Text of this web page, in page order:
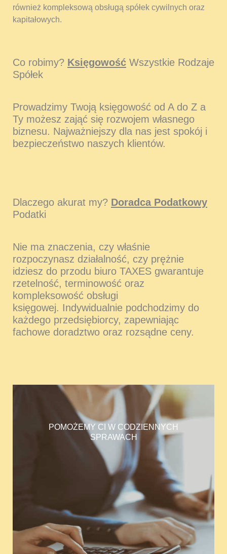
również kompleksową obsługą spółek cywilnych oraz
kapitałowych.
Co robimy? Księgowość Wszystkie Rodzaje
Spółek
Prowadzimy Twoją księgowość od A do Z a
Ty możesz zająć się rozwojem własnego
biznesu. Najważniejszy dla nas jest spokój i
bezpieczeństwo naszych klientów.
Dlaczego akurat my? Doradca Podatkowy
Podatki
Nie ma znaczenia, czy właśnie
rozpoczynasz działalność, czy prężnie
idziesz do przodu biuro TAXES gwarantuje
rzetelność, terminowość oraz
kompleksowość obsługi
księgowej. Indywidualnie podchodzimy do
każdego przedsiębiorcy, zapewniając
fachowe doradztwo oraz rozsądne ceny.
POMOŻEMY CI W CODZIENNYCH
SPRAWACH